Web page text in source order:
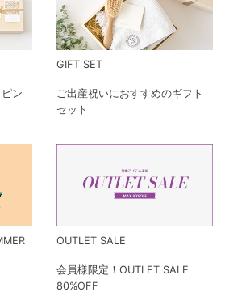
ン
GIFT SET
ご出産祝いにおすすめのギフト
セット
OUTLET SALE
会員様限定！OUTLET SALE
80%OFF